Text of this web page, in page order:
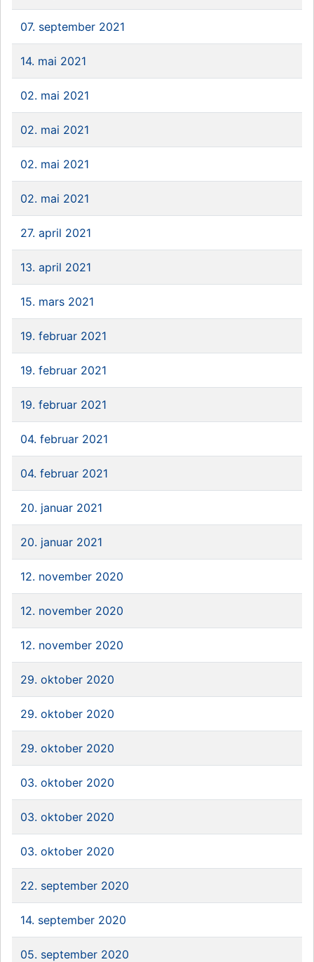
07. september 2021
14. mai 2021
02. mai 2021
02. mai 2021
02. mai 2021
02. mai 2021
27. april 2021
13. april 2021
15. mars 2021
19. februar 2021
19. februar 2021
19. februar 2021
04. februar 2021
04. februar 2021
20. januar 2021
20. januar 2021
12. november 2020
12. november 2020
12. november 2020
29. oktober 2020
29. oktober 2020
29. oktober 2020
03. oktober 2020
03. oktober 2020
03. oktober 2020
22. september 2020
14. september 2020
05. september 2020